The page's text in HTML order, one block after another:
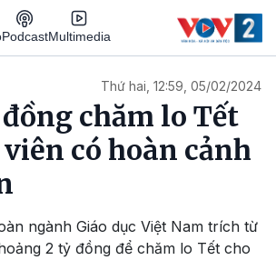
PodcastMultimedia
Thứ hai, 12:59, 05/02/2024
chăm lo Tết
có hoàn cảnh
ngành Giáo dục Việt Nam trích từ
2 tỷ đồng để chăm lo Tết cho